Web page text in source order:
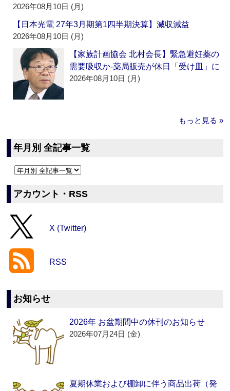
2026年08月10日 (月)
【日本光電 27年3月期第1四半期決算】減収減益
2026年08月10日 (月)
【家族計画協会 北村会長】緊急避妊薬の
需要吸収か‐薬局販売が休日「受け皿」に
2026年08月10日 (月)
もっと見る »
年月別 全記事一覧
アカウント・RSS
X (Twitter)
RSS
お知らせ
2026年 お盆期間中の休刊のお知らせ
2026年07月24日 (金)
夏期休業および棚卸に伴う商品出荷（発